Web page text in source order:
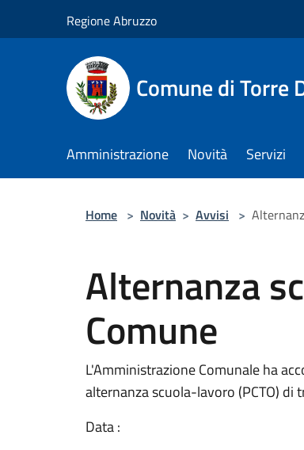
Regione Abruzzo
Comune di Torre
Amministrazione Novità Servizi
Home > Novità > Avvisi >
Alternanza
Comune
L'Amministrazione Comunale ha
alternanza scuola-lavoro (PCTO) di
Data :